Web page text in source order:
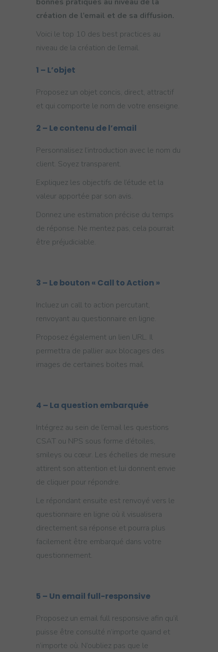
création de l’email et de sa diffusion.
Voici le top 10 des best practices au
niveau de la création de l’email.
1 – L’objet
Proposez un objet concis, direct, attractif
et qui comporte le nom de votre enseigne.
2 – Le contenu de l’email
Personnalisez l’introduction avec le nom du
client. Soyez transparent.
Expliquez les objectifs de l’étude et la
valeur apportée par son avis.
Donnez une estimation précise du temps
de réponse. Ne mentez pas, cela pourrait
être préjudiciable.
3 – Le bouton « Call to Action »
Incluez un call to action percutant,
renvoyant au questionnaire en ligne.
Proposez également un lien URL. Il
permettra de pallier aux blocages des
images de certaines boites mail.
4 – La question embarquée
Intégrez au sein de l’email les questions
CSAT ou NPS sous forme d’étoiles,
smileys ou cœur. Les échelles de mesure
attirent son attention et lui donnent envie
de cliquer pour répondre.
Le répondant ensuite est renvoyé vers le
questionnaire en ligne où il visualisera
directement sa réponse et pourra plus
facilement être embarqué dans votre
questionnement.
5 – Un email full-responsive
Proposez un email full responsive afin qu’il
puisse être consulté n’importe quand et
n’importe où. N’oubliez pas que le